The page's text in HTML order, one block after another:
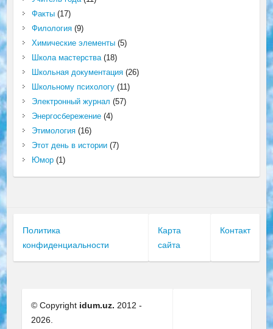
Факты(17)
Филология(9)
Химические элементы(5)
Школа мастерства(18)
Школьная документация(26)
Школьному психологу(11)
Электронный журнал (57)
Энергосбережение(4)
Этимология(16)
Этот день в истории(7)
Юмор(1)
Политика
конфиденциальности
Карта
сайта
Контакт
© Copyright idum.uz. 2012 -
2026.